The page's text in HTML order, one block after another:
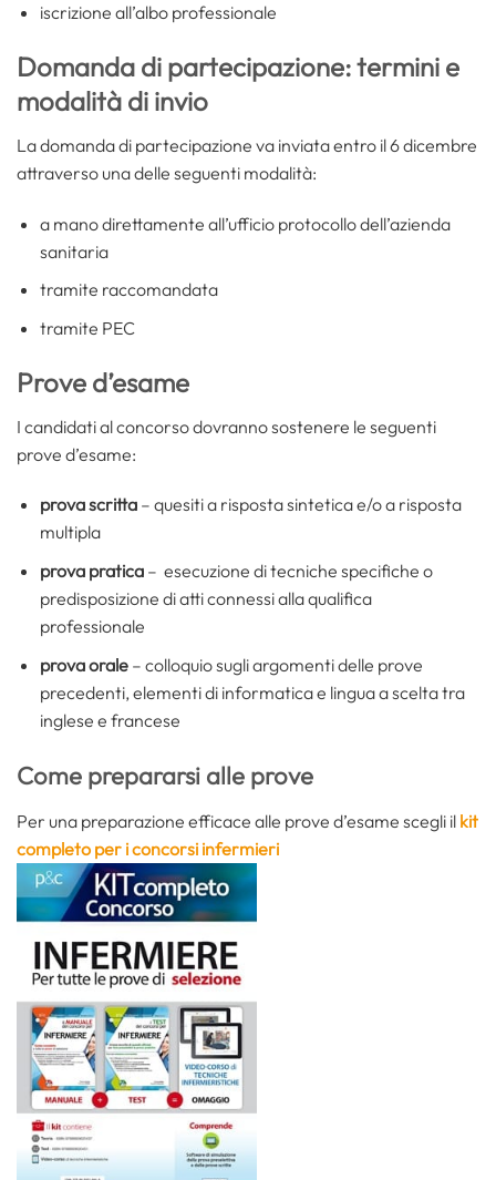
iscrizione all’albo professionale
Domanda di partecipazione: termini e
modalità di invio
La domanda di partecipazione va inviata entro il 6 dicembre
attraverso una delle seguenti modalità:
a mano direttamente all’ufficio protocollo dell’azienda
sanitaria
tramite raccomandata
tramite PEC
Prove d’esame
I candidati al concorso dovranno sostenere le seguenti
prove d’esame:
prova scritta– quesiti a risposta sintetica e/o a risposta
multipla
prova pratica– esecuzione di tecniche specifiche o
predisposizione di atti connessi alla qualifica
professionale
prova orale– colloquio sugli argomenti delle prove
precedenti, elementi di informatica e lingua a scelta tra
inglese e francese
Come prepararsi alle prove
Per una preparazione efficace alle prove d’esame scegli il kit
completo per i concorsi infermieri